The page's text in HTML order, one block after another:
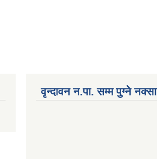
वृन्दावन न.पा. सम्म पुग्ने नक्सा